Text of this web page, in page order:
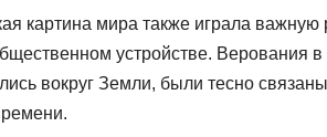
картина мира также играла
устройстве. Верования
вокруг Земли, были тесно